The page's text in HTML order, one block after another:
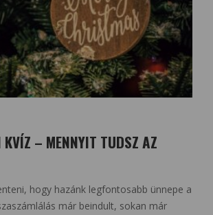
KVÍZ – MENNYIT TUDSZ AZ
hogy hazánk legfontosabb ünnepe a
már beindult, sokan már